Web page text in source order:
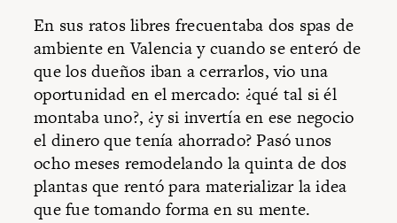
En sus ratos libres frecuentaba dos spas de
ambiente en Valencia y cuando se enteró de
que los dueños iban a cerrarlos, vio una
oportunidad en el mercado: ¿qué tal si él
montaba uno?, ¿y si invertía en ese negocio
el dinero que tenía ahorrado? Pasó unos
ocho meses remodelando la quinta de dos
plantas que rentó para materializar la idea
que fue tomando forma en su mente.